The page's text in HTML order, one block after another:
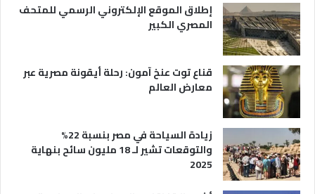
ة
إطلاق الموقع الإلكتروني الرسمي للمتحف
المصري الكبير
قناع توت عنخ آمون: رحلة أيقونة مصرية عبر
معارض العالم
زيادة السياحة في مصر بنسبة 22%
والتوقعات تشير لـ 18 مليون سائح بنهاية
2025